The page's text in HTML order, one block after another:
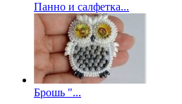
Панно и салфетка...
Брошь "...